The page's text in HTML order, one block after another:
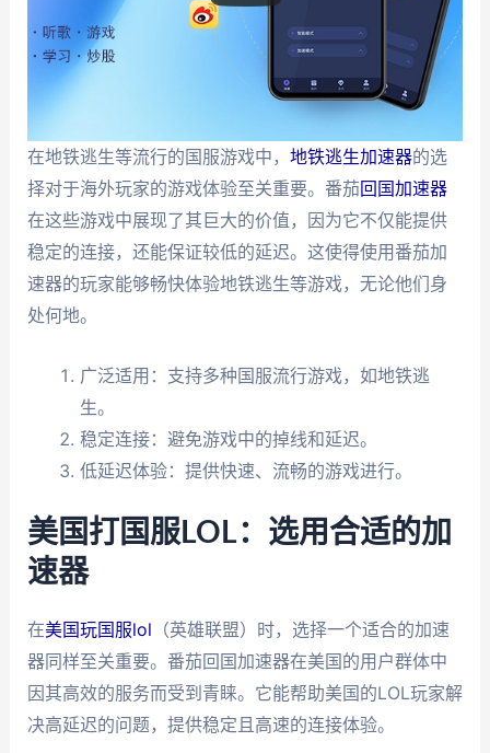
在地铁逃生等流行的国服游戏中， 地铁逃生加速器的选
择对于海外玩家的游戏体验至关重要。番茄回国加速器
在这些游戏中展现了其巨大的价值，因为它不仅能提供
稳定的连接，还能保证较低的延迟。这使得使用番茄加
速器的玩家能够畅快体验地铁逃生等游戏，无论他们身
处何地。
广泛适用：支持多种国服流行游戏，如地铁逃
生。
稳定连接：避免游戏中的掉线和延迟。
低延迟体验：提供快速、流畅的游戏进行。
美国打国服LOL：选用合适的加
速器
在美国玩国服lol （英雄联盟）时，选择一个适合的加速
器同样至关重要。番茄回国加速器在美国的用户群体中
因其高效的服务而受到青睐。它能帮助美国的LOL玩家解
决高延迟的问题，提供稳定且高速的连接体验。